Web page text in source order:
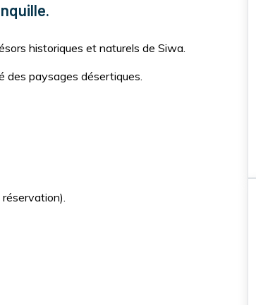
historiques et naturels de Siwa.
des paysages désertiques.